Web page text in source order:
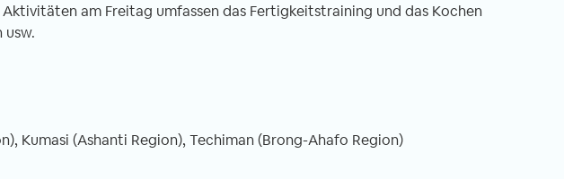
am Freitag umfassen das Fertigkeitstraining und das Kochen
usw.
Kumasi (Ashanti Region), Techiman (Brong-Ahafo Region)